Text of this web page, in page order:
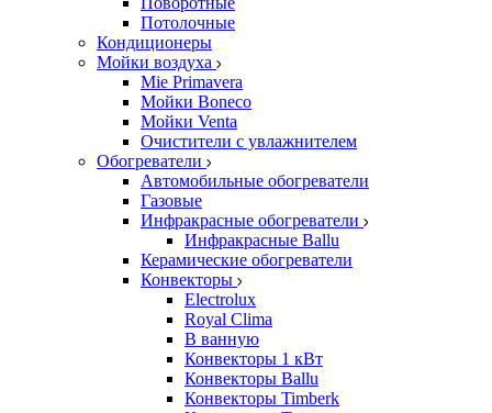
Потолочные
Кондиционеры
Мойки воздуха
Mie Primavera
Мойки Boneco
Мойки Venta
Очистители с увлажнителем
Обогреватели
Автомобильные обогреватели
Газовые
Инфракрасные обогреватели
Инфракрасные Ballu
Керамические обогреватели
Конвекторы
Electrolux
Royal Clima
В ванную
Конвекторы 1 кВт
Конвекторы Ballu
Конвекторы Timberk